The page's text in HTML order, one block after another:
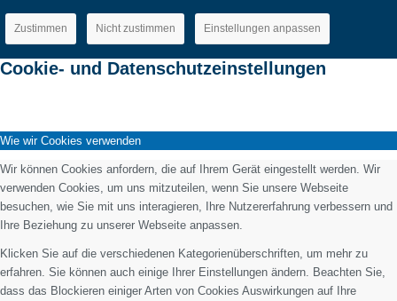
Zustimmen Nicht zustimmen Einstellungen anpassen
Cookie- und Datenschutzeinstellungen
Wie wir Cookies verwenden
Wir können Cookies anfordern, die auf Ihrem Gerät eingestellt werden. Wir
verwenden Cookies, um uns mitzuteilen, wenn Sie unsere Webseite
besuchen, wie Sie mit uns interagieren, Ihre Nutzererfahrung verbessern und
Ihre Beziehung zu unserer Webseite anpassen.
Klicken Sie auf die verschiedenen Kategorienüberschriften, um mehr zu
erfahren. Sie können auch einige Ihrer Einstellungen ändern. Beachten Sie,
dass das Blockieren einiger Arten von Cookies Auswirkungen auf Ihre